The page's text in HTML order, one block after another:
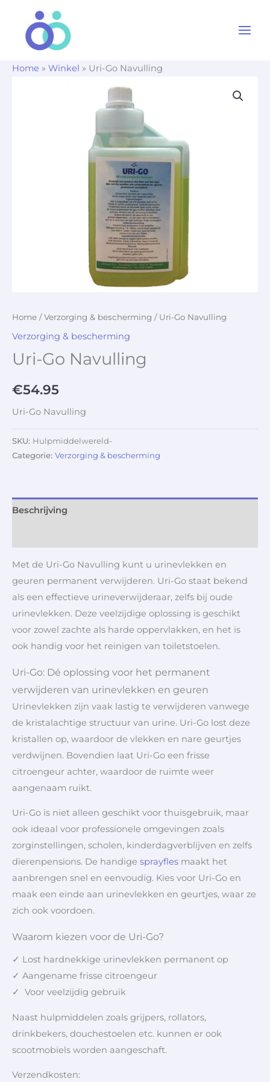
Home » Winkel » Uri-Go Navulling
Home /Verzorging & bescherming / Uri-Go Navulling
Verzorging & bescherming
Uri-Go Navulling
€54.95
Uri-Go Navulling
SKU: Hulpmiddelwereld-
Categorie: Verzorging & bescherming
Beschrijving
Met de Uri-Go Navulling kunt u urinevlekken en
geuren permanent verwijderen. Uri-Go staat bekend
als een effectieve urineverwijderaar, zelfs bij oude
urinevlekken. Deze veelzijdige oplossing is geschikt
voor zowel zachte als harde oppervlakken, en het is
ook handig voor het reinigen van toiletstoelen.
Uri-Go: Dé oplossing voor het permanent
verwijderen van urinevlekken en geuren
Urinevlekken zijn vaak lastig te verwijderen vanwege
de kristalachtige structuur van urine. Uri-Go lost deze
kristallen op, waardoor de vlekken en nare geurtjes
verdwijnen. Bovendien laat Uri-Go een frisse
citroengeur achter, waardoor de ruimte weer
aangenaam ruikt.
Uri-Go is niet alleen geschikt voor thuisgebruik, maar
ook ideaal voor professionele omgevingen zoals
zorginstellingen, scholen, kinderdagverblijven en zelfs
dierenpensions. De handige sprayfles maakt het
aanbrengen snel en eenvoudig. Kies voor Uri-Go en
maak een einde aan urinevlekken en geurtjes, waar ze
zich ook voordoen.
Waarom kiezen voor de Uri-Go?
✓ Lost hardnekkige urinevlekken permanent op
✓ Aangename frisse citroengeur
✓ Voor veelzijdig gebruik
Naast hulpmiddelen zoals grijpers, rollators,
drinkbekers, douchestoelen etc. kunnen er ook
scootmobiels worden aangeschaft.
Verzendkosten: